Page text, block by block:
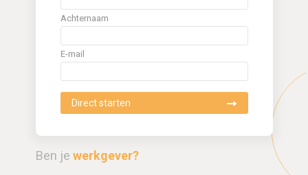
Achternaam
E-mail
Ben je werkgever?